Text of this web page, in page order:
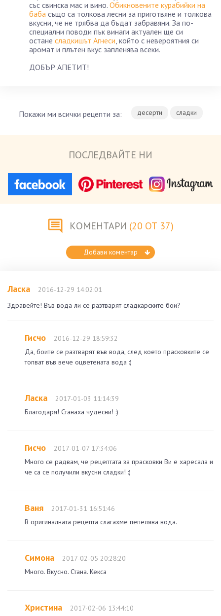
със свинска мас и вино. Обикновените курабийки на
баба също са толкова лесни за приготвяне и толкова
вкусни, че не трябва да бъдат забравяни. За по-
специални поводи пък винаги актуален ще си
остане сладкишът Агнеси , който с невероятния си
аромат и плътен вкус запленява всеки.
ДОБЪР АПЕТИТ!
Покажи ми всички рецепти за: десерти сладки
ПОСЛЕДВАЙТЕ НИ
КОМЕНТАРИ (20 ОТ 37)
Добави коментар
Ласка
2016-12-29 14:02:01
Здравейте! Във вода ли се разтварят сладкарските бои?
Гисчо
2016-12-29 18:59:32
Да, боите се разтварят във вода, след което прасковките се
топват във вече оцветената вода :)
Ласка
2017-01-03 11:14:39
Благодаря! Станаха чудесни! :)
Гисчо
2017-01-07 17:34:06
Много се радвам, че рецептата за прасковки Ви е харесала и
че са се получили вкусни сладки! :)
Ваня
2017-01-31 16:51:46
В оригиналната рецепта слагахме пепелява вода.
Симона
2017-02-05 20:28:20
Много. Вкусно. Стана. Кекса
Христина
2017-02-06 13:44:10